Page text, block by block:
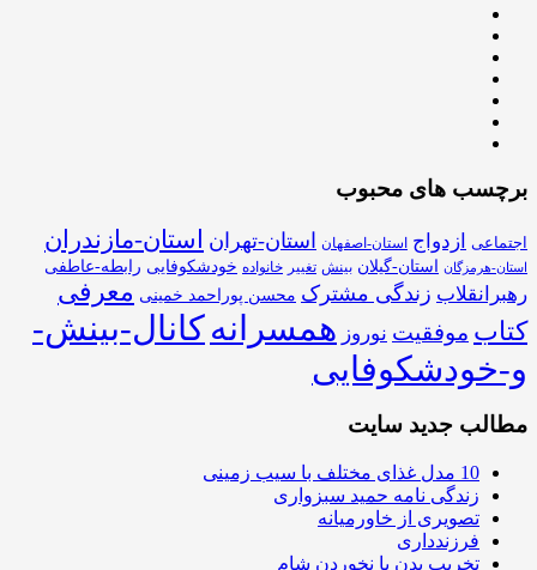
برچسب های محبوب
اجتماعی ازدواج استان-اصفهان استان-تهران استان-مازندران
استان-هرمزگان استان-گیلان بینش تغییر خانواده خودشکوفایی رابطه-عاطفی
رهبرانقلاب زندگی مشترک محسن پوراحمد خمینی معرفی
کتاب موفقیت نوروز همسرانهکانال-بینش-
و-خودشکوفایی
مطالب جدید سایت
10 مدل غذای مختلف با سیب زمینی
زندگی نامه حمید سبزواری
تصویری از خاورمیانه
فرزندداری
تخریب بدن با نخوردن شام